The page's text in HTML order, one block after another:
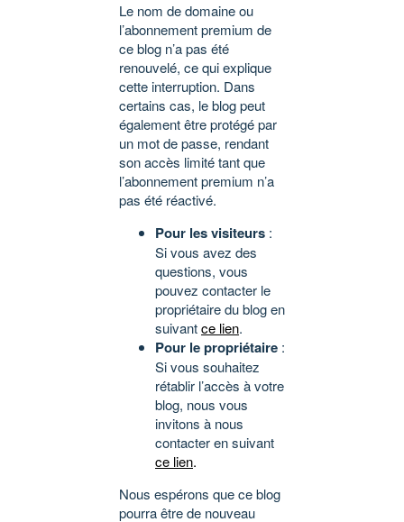
Le nom de domaine ou
l’abonnement premium de
ce blog n’a pas été
renouvelé, ce qui explique
cette interruption. Dans
certains cas, le blog peut
également être protégé par
un mot de passe, rendant
son accès limité tant que
l’abonnement premium n’a
pas été réactivé.
Pour les visiteurs :
Si vous avez des
questions, vous
pouvez contacter le
propriétaire du blog en
suivantce lien.
Pour le propriétaire :
Si vous souhaitez
rétablir l’accès à votre
blog, nous vous
invitons à nous
contacter en suivant
ce lien.
Nous espérons que ce blog
pourra être de nouveau